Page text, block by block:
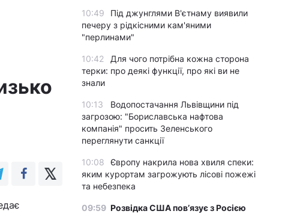
10:49
Під джунглями В'єтнаму виявили
печеру з рідкісними кам'яними
"перлинами"
10:42
Для чого потрібна кожна сторона
терки: про деякі функції, про які ви не
знали
10:13
Водопостачання Львівщини під
загрозою: "Бориславська нафтова
компанія" просить Зеленського
переглянути санкції
10:08
Європу накрила нова хвиля спеки:
яким курортам загрожують лісові пожежі
та небезпека
09:59 Розвідка США пов’язує з Росією